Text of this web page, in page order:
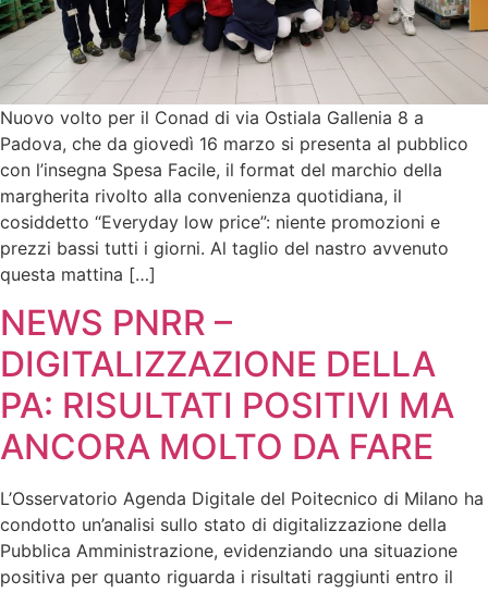
Nuovo volto per il Conad di via Ostiala Gallenia 8 a
Padova, che da giovedì 16 marzo si presenta al pubblico
con l’insegna Spesa Facile, il format del marchio della
margherita rivolto alla convenienza quotidiana, il
cosiddetto “Everyday low price”: niente promozioni e
prezzi bassi tutti i giorni. Al taglio del nastro avvenuto
questa mattina […]
NEWS PNRR –
DIGITALIZZAZIONE DELLA
PA: RISULTATI POSITIVI MA
ANCORA MOLTO DA FARE
L’Osservatorio Agenda Digitale del Poitecnico di Milano ha
condotto un’analisi sullo stato di digitalizzazione della
Pubblica Amministrazione, evidenziando una situazione
positiva per quanto riguarda i risultati raggiunti entro il